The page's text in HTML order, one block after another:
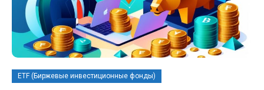
ETF (Биржевые инвестиционные фонды)